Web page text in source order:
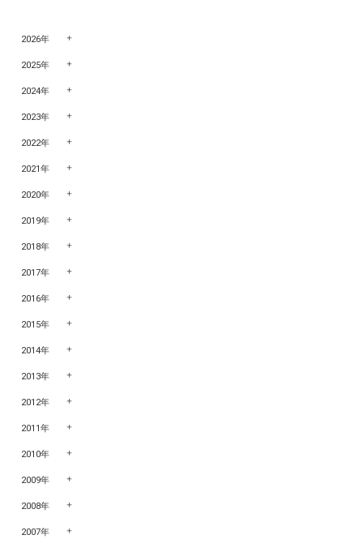
2026年
2025年
2024年
2023年
2022年
2021年
2020年
2019年
2018年
2017年
2016年
2015年
2014年
2013年
2012年
2011年
2010年
2009年
2008年
2007年